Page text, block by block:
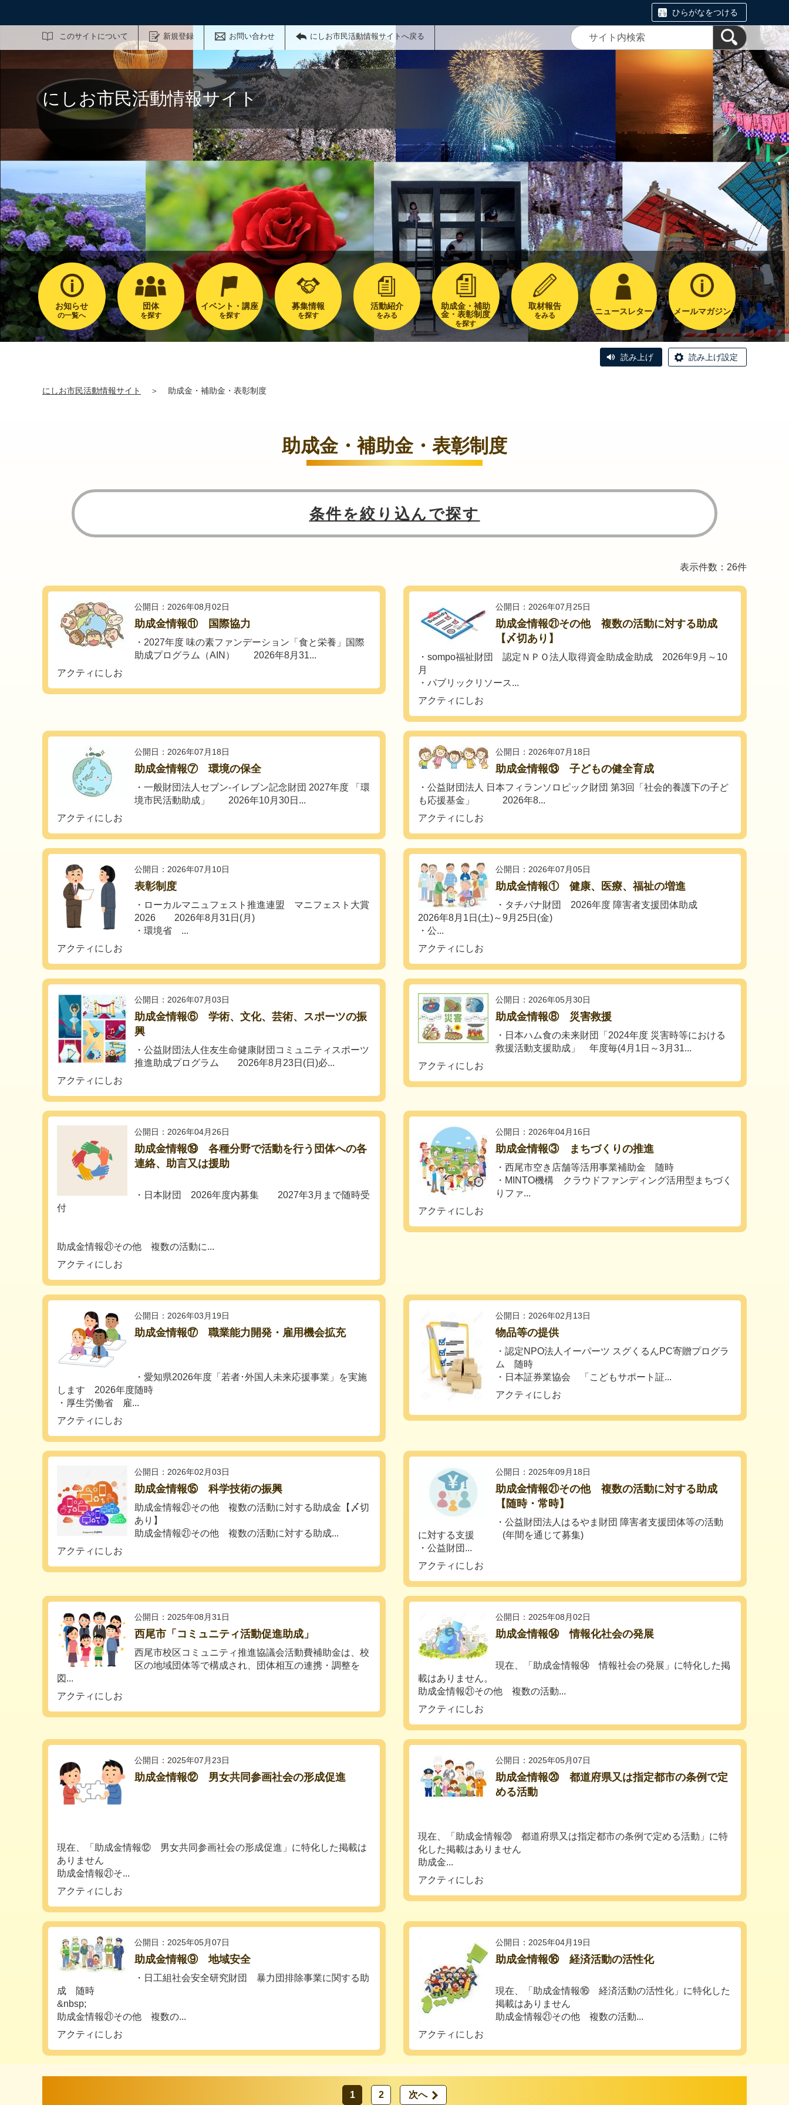
ひらがなをつける
このサイトについて 新規登録 お問い合わせ にしお市民活動情報サイトへ戻る
サイト内検索
にしお市民活動情報サイト
お知らせ
の一覧へ
団体
を探す
イベント・講座
を探す
募集情報
を探す
活動紹介
をみる
助成金・補助
金・表彰制度
を探す
取材報告
をみる ニュースレター メールマガジン
読み上げ 読み上げ設定
にしお市民活動情報サイト ＞ 助成金・補助金・表彰制度
助成金・補助金・表彰制度
条件を絞り込んで探す
表示件数：26件
公開日：2026年08月02日
助成金情報⑪ 国際協力
・2027年度 味の素ファンデーション「食と栄養」国際
助成プログラム（AIN） 2026年8月31...
アクティにしお
公開日：2026年07月25日
助成金情報㉑その他 複数の活動に対する助成
【〆切あり】
・sompo福祉財団 認定ＮＰＯ法人取得資金助成金助成 2026年9月～10
月
・パブリックリソース...
アクティにしお
公開日：2026年07月18日
助成金情報⑦ 環境の保全
・一般財団法人セブン‐イレブン記念財団 2027年度 「環
境市民活動助成」 2026年10月30日...
アクティにしお
公開日：2026年07月18日
助成金情報⑬ 子どもの健全育成
・公益財団法人 日本フィランソロピック財団 第3回「社会的養護下の子ど
も応援基金」 2026年8...
アクティにしお
公開日：2026年07月10日
表彰制度
・ローカルマニュフェスト推進連盟 マニフェスト大賞
2026 2026年8月31日(月)
・環境省 ...
アクティにしお
公開日：2026年07月05日
助成金情報① 健康、医療、福祉の増進
・タチバナ財団 2026年度 障害者支援団体助成
2026年8月1日(土)～9月25日(金)
・公...
アクティにしお
公開日：2026年07月03日
助成金情報⑥ 学術、文化、芸術、スポーツの振
興
・公益財団法人住友生命健康財団コミュニティスポーツ
推進助成プログラム 2026年8月23日(日)必...
アクティにしお
公開日：2026年05月30日
助成金情報⑧ 災害救援
・日本ハム食の未来財団「2024年度 災害時等における
救援活動支援助成」 年度毎(4月1日～3月31...
アクティにしお
公開日：2026年04月26日
助成金情報⑲ 各種分野で活動を行う団体への各
連絡、助言又は援助
・日本財団 2026年度内募集 2027年3月まで随時受
付
助成金情報㉑その他 複数の活動に...
アクティにしお
公開日：2026年04月16日
助成金情報③ まちづくりの推進
・西尾市空き店舗等活用事業補助金 随時
・MINTO機構 クラウドファンディング活用型まちづく
りファ...
アクティにしお
公開日：2026年03月19日
助成金情報⑰ 職業能力開発・雇用機会拡充
・愛知県2026年度「若者･外国人未来応援事業」を実施
します 2026年度随時
・厚生労働省 雇...
アクティにしお
公開日：2026年02月13日
物品等の提供
・認定NPO法人イーパーツ スグくるんPC寄贈プログラ
ム 随時
・日本証券業協会 「こどもサポート証...
アクティにしお
公開日：2026年02月03日
助成金情報⑮ 科学技術の振興
助成金情報㉑その他 複数の活動に対する助成金【〆切
あり】
助成金情報㉑その他 複数の活動に対する助成...
アクティにしお
公開日：2025年09月18日
助成金情報㉑その他 複数の活動に対する助成
【随時・常時】
・公益財団法人はるやま財団 障害者支援団体等の活動
に対する支援 (年間を通じて募集)
・公益財団...
アクティにしお
公開日：2025年08月31日
西尾市「コミュニティ活動促進助成」
西尾市校区コミュニティ推進協議会活動費補助金は、校
区の地域団体等で構成され、団体相互の連携・調整を
図...
アクティにしお
公開日：2025年08月02日
助成金情報⑭ 情報化社会の発展
現在、「助成金情報⑭ 情報社会の発展」に特化した掲
載はありません。
助成金情報㉑その他 複数の活動...
アクティにしお
公開日：2025年07月23日
助成金情報⑫ 男女共同参画社会の形成促進
現在、「助成金情報⑫ 男女共同参画社会の形成促進」に特化した掲載は
ありません
助成金情報㉑そ...
アクティにしお
公開日：2025年05月07日
助成金情報⑳ 都道府県又は指定都市の条例で定
める活動
現在、「助成金情報⑳ 都道府県又は指定都市の条例で定める活動」に特
化した掲載はありません
助成金...
アクティにしお
公開日：2025年05月07日
助成金情報⑨ 地域安全
・日工組社会安全研究財団 暴力団排除事業に関する助
成 随時
&nbsp;
助成金情報㉑その他 複数の...
アクティにしお
公開日：2025年04月19日
助成金情報⑯ 経済活動の活性化
現在、「助成金情報⑯ 経済活動の活性化」に特化した
掲載はありません
助成金情報㉑その他 複数の活動...
アクティにしお
1 2 次へ